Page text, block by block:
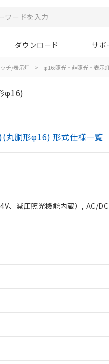
ダウンロード サポ
チ/表示灯 > φ16:照光・非照光・表示灯
φ16)
丸胴形φ16) 形式仕様一覧
、減圧照光機能内蔵）, AC/